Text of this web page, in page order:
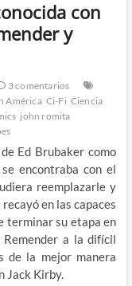
con
y
3 comentarios
América Ci-Fi Ciencia
john romita
Ed Brubaker como
encontraba con el
reemplazarle y
en las capaces
terminar su etapa en
Remender a la difícil
de la mejor manera
Jack Kirby.